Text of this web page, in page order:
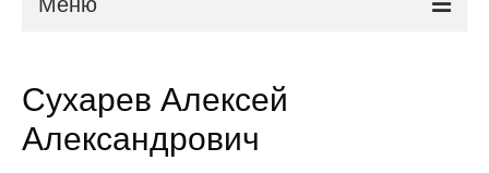
О нас
Об институте
Сухарев Алексей
Александрович